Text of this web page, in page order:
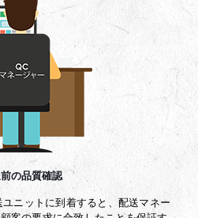
の品質確認
ニットに到着すると、配送マネー